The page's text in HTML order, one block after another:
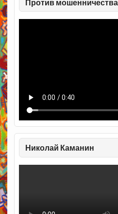
Против мошенничества
Николай Каманин